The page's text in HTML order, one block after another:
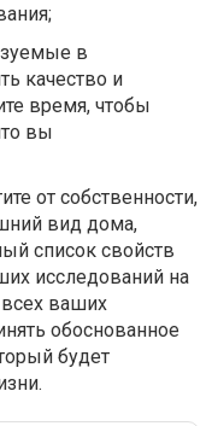
в
качество и
время, чтобы
вы
от собственности,
вид дома,
список свойств
исследований на
ваших
обоснованное
будет